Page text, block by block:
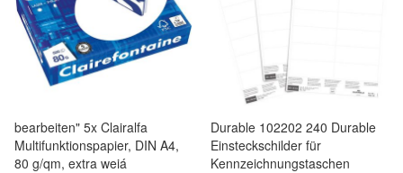
bearbeiten" 5x Clairalfa
Multifunktionspapier, DIN A4,
80 g/qm, extra weiá
Durable 102202 240 Durable
Einsteckschilder für
Kennzeichnungstaschen